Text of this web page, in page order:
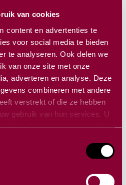
van cookies
content en advertenties te
voor social media te bieden
te analyseren. Ook delen we
van onze site met onze
adverteren en analyse. Deze
combineren met andere
verstrekt of die ze hebben
gebruik van hun services. U